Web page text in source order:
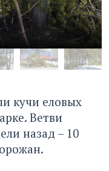
кучи еловых
Ветви
назад – 10